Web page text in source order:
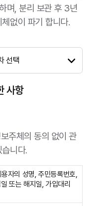
며, 분리 보관 후 3년
없이 파기 합니다.
선택
사항
주체의 동의 없이 관
니다.
자의 성명, 주민등록번호,
또는 해지일, 가입대리